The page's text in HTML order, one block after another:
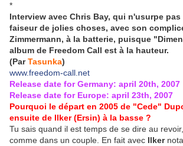
*
Interview avec Chris Bay, qui n'usurpe
faiseur de jolies choses, avec son
Zimmermann, à la batterie, puisque
album de Freedom Call est à la hauteur.
(ParTasunka)
www.freedom-call.net
Release date for Germany: april 20th, 2007
Release date for Europe: april 23th, 2007
Pourquoi le départ en 2005 de "Cede"
ensuite de Ilker (Ersin) à la basse ?
Tu sais quand il est temps de se dire au
comme dans un couple. En fait avec Ilker